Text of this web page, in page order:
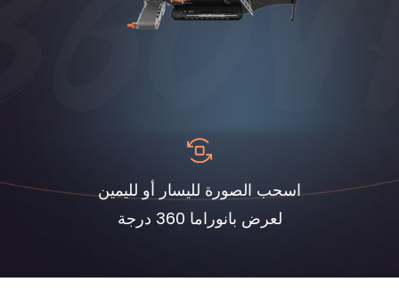
اسحب الصورة لليسار أو لليمين
لعرض بانوراما 360 درجة